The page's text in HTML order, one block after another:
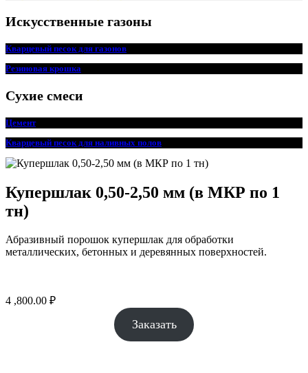
Искусственные газоны
Кварцевый песок для газонов
Резиновая крошка
Сухие смеси
Цемент
Кварцевый песок для наливных полов
Купершлак 0,50-2,50 мм (в МКР по 1
тн)
Абразивный порошок купершлак для обработки
металлических, бетонных и деревянных поверхностей.
4 ,800.00 ₽
Заказать